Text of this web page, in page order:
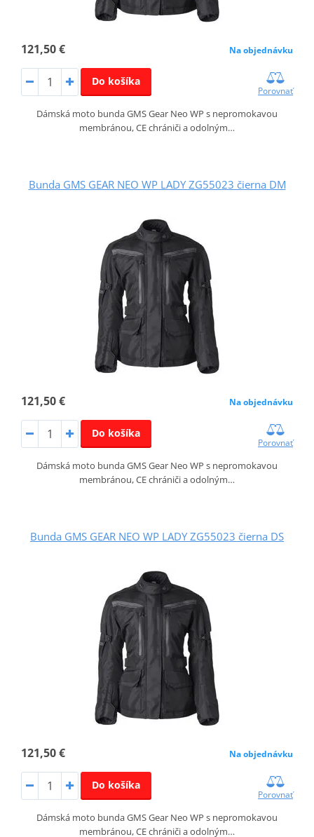
121,50 € Na objednávku
Do košíka
Porovnať
Dámská moto bunda GMS Gear Neo WP s nepromokavou
membránou, CE chrániči a odolným…
Bunda GMS GEAR NEO WP LADY ZG55023 čierna DM
121,50 € Na objednávku
Do košíka
Porovnať
Dámská moto bunda GMS Gear Neo WP s nepromokavou
membránou, CE chrániči a odolným…
Bunda GMS GEAR NEO WP LADY ZG55023 čierna DS
121,50 € Na objednávku
Do košíka
Porovnať
Dámská moto bunda GMS Gear Neo WP s nepromokavou
membránou, CE chrániči a odolným…